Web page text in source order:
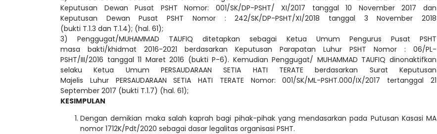
Keputusan Dewan Pusat PSHT Nomor: 001/SK/DP-PSHT/ XI/2017 tanggal 10 November 2017 dan
Keputusan Dewan Pusat PSHT Nomor : 242/SK/DP-PSHT/XI/2018 tanggal 3 November 2018
(bukti T.1.3 dan T.1.4); (hal. 61);
3) Penggugat/MUHAMMAD TAUFIQ ditetapkan sebagai Ketua Umum Pengurus Pusat PSHT
masa bakti/khidmat 2016-2021 berdasarkan Keputusan Parapatan Luhur PSHT Nomor : 06/PL-
PSHT/III/2016 tanggal 11 Maret 2016 (bukti P-6). Kemudian Penggugat/ MUHAMMAD TAUFIQ dinonaktifkan
selaku Ketua Umum PERSAUDARAAN SETIA HATI TERATE berdasarkan Surat Keputusan
Majelis Luhur PERSAUDARAAN SETIA HATI TERATE Nomor: 001/SK/ML-PSHT.000/IX/2017 tertanggal 21
September 2017 (bukti T.1.7) (hal. 61);
KESIMPULAN
Dengan demikian maka salah kaprah bagi pihak-pihak yang mendasarkan pada Putusan Kasasi MA
nomor 1712K/Pdt/2020 sebagai dasar legalitas organisasi PSHT.